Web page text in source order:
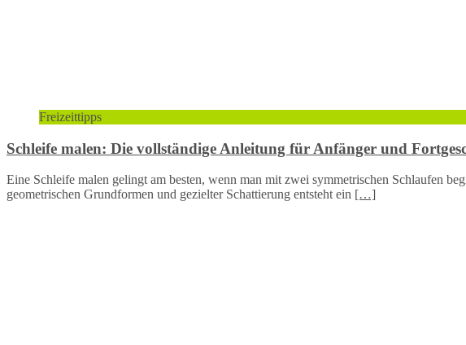
Freizeittipps
Schleife malen: Die vollständige Anleitung für Anfänger und
Eine Schleife malen gelingt am besten, wenn man mit zwei symmetrischen Schlaufen
geometrischen Grundformen und gezielter Schattierung entsteht ein […]